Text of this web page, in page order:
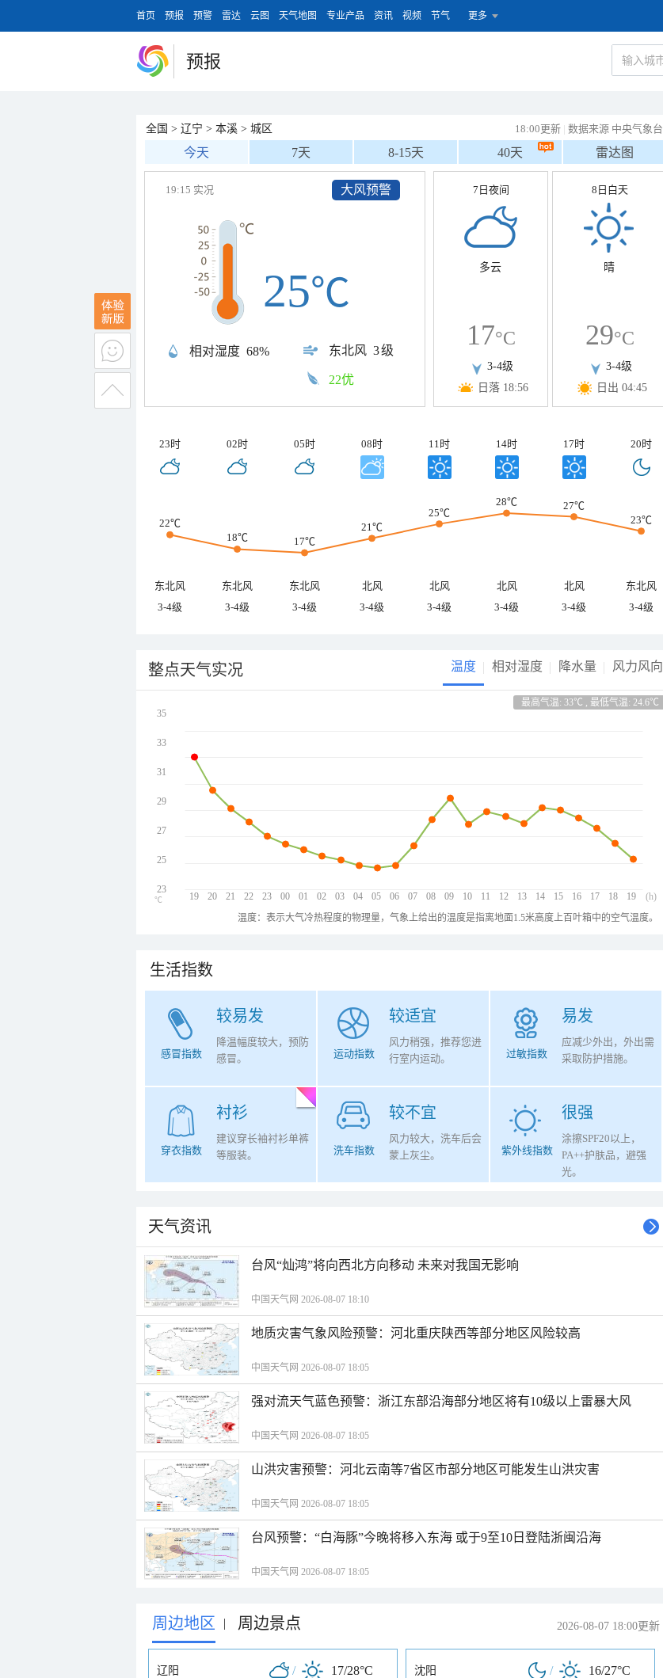
首页 预报 预警 雷达 云图 天气地图 专业产品 资讯 视频 节气 更多
预报
全国 > 辽宁 > 本溪 > 城区 18:00更新 | 数据来源 中央气象台
今天 7天 8-15天 40天 雷达图
大风预警
19:15 实况
相对湿度 68% 东北风 3级
25℃
22优
7日夜间
多云
17°C
3-4级
日落 18:56
8日白天
晴
29°C
3-4级
日出 04:45
23时 02时 05时 08时 11时 14时 17时 20时
22℃
18℃
17℃
21℃
25℃
28℃
27℃
23℃
东北风 东北风 东北风 北风 北风 北风 北风
东北风
3-4级
3-4级 3-4级 3-4级 3-4级 3-4级 3-4级 3-4级
整点天气实况 温度 相对湿度 降水量 风力风向
最高气温: 33℃ , 最低气温: 24.6℃
19 20 21 22 23 00 01 02 03 04 05 06 07 08 09 10 11 12 13 14 15 16 17 18 19
35
33
31
29
27
25
23
(h)
℃
温度：表示大气冷热程度的物理量，气象上给出的温度是指离地面1.5米高度上百叶箱中的空气温度。
生活指数
较易发
感冒指数
降温幅度较大，预防
感冒。
较适宜
运动指数
风力稍强，推荐您进
行室内运动。
易发
过敏指数
应减少外出，外出需
采取防护措施。
衬衫
穿衣指数
建议穿长袖衬衫单裤
等服装。
较不宜
洗车指数
风力较大，洗车后会
蒙上灰尘。
很强
紫外线指数
涂擦SPF20以上，
PA++护肤品，避强
光。
天气资讯
台风“灿鸿”将向西北方向移动 未来对我国无影响
中国天气网 2026-08-07 18:10
地质灾害气象风险预警：河北重庆陕西等部分地区风险较高
中国天气网 2026-08-07 18:05
强对流天气蓝色预警：浙江东部沿海部分地区将有10级以上雷暴大风
中国天气网 2026-08-07 18:05
山洪灾害预警：河北云南等7省区市部分地区可能发生山洪灾害
中国天气网 2026-08-07 18:05
台风预警：“白海豚”今晚将移入东海 或于9至10日登陆浙闽沿海
中国天气网 2026-08-07 18:05
周边地区 | 周边景点 2026-08-07 18:00更新
辽阳 / 17/28°C 沈阳 / 16/27°C